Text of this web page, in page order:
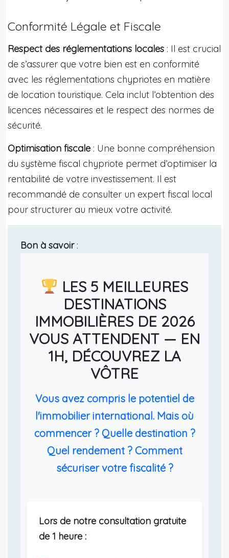
Conformité Légale et Fiscale
Respect des réglementations locales : Il est crucial
de s’assurer que votre bien est en conformité
avec les réglementations chypriotes en matière
de location touristique. Cela inclut l’obtention des
licences nécessaires et le respect des normes de
sécurité.
Optimisation fiscale : Une bonne compréhension
du système fiscal chypriote permet d’optimiser la
rentabilité de votre investissement. Il est
recommandé de consulter un expert fiscal local
pour structurer au mieux votre activité.
Bon à savoir:
LES 5 MEILLEURES
DESTINATIONS
IMMOBILIÈRES DE 2026
VOUS ATTENDENT — EN
1H, DÉCOUVREZ LA
VÔTRE
Vous avez compris le potentiel de
l'immobilier international. Mais où
commencer ? Quelle destination ?
Quel rendement ? Comment
sécuriser votre fiscalité ?
Lors de notre consultation gratuite
de 1 heure :